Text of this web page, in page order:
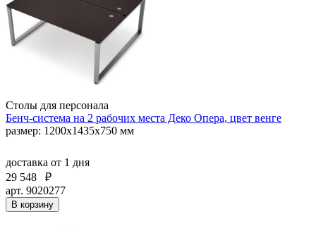
Столы для персонала
Бенч-система на 2 рабочих места Деко Опера, цвет венге
размер: 1200х1435х750 мм
доставка от 1 дня
29 548
₽
арт. 9020277
В корзину